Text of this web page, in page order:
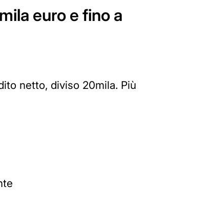
euro e fino a
netto, diviso 20mila. Più